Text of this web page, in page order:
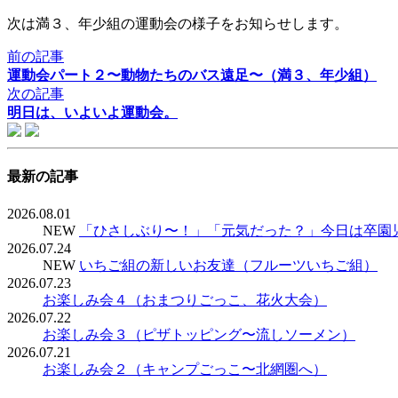
次は満３、年少組の運動会の様子をお知らせします。
前の記事
運動会パート２〜動物たちのバス遠足〜（満３、年少組）
次の記事
明日は、いよいよ運動会。
最新の記事
2026.08.01
NEW
「ひさしぶり〜！」「元気だった？」今日は卒園
2026.07.24
NEW いちご組の新しいお友達（フルーツいちご組）
2026.07.23
お楽しみ会４（おまつりごっこ、花火大会）
2026.07.22
お楽しみ会３（ピザトッピング〜流しソーメン）
2026.07.21
お楽しみ会２（キャンプごっこ〜北網圏へ）